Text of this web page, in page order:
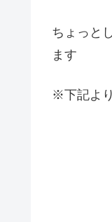
ちょっと
ます
※下記よ